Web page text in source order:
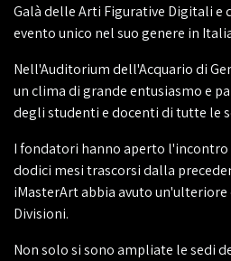
Galà delle Arti Figurative Digitali
evento unico nel suo genere in
Nell'Auditorium dell'Acquario di
un clima di grande entusiasmo e
degli studenti e docenti di tutte le
I fondatori hanno aperto
dodici mesi trascorsi dalla
iMasterArt abbia avuto
Divisioni.
Non solo si sono ampliate le sedi